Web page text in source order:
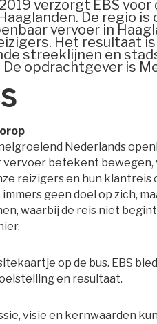
verzorgt EBS
De regio
vervoer in
Het resultaat
streeklijnen en
opdrachtgever is
Nederlands
vervoer betekent
reizigers en hun
geen doel op zich,
waarbij de reis niet
op de bus. EBS
en resultaat.
visie en kernwaarden